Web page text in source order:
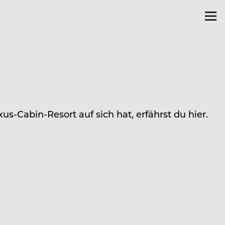
Cabin-Resort auf sich hat, erfährst du hier.